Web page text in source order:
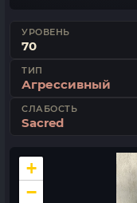
УРОВЕНЬ
70
ТИП
Агрессивный
СЛАБОСТЬ
Sacred
+
−